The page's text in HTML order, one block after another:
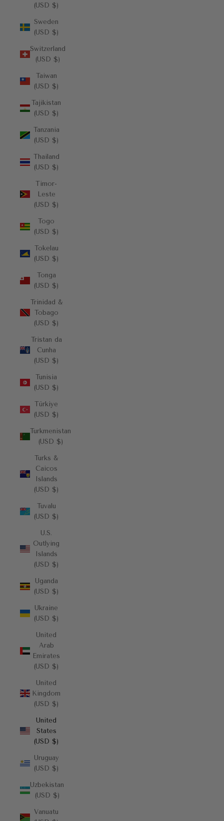
(USD $)
Sweden
(USD $)
Switzerland
(USD $)
Taiwan
(USD $)
Tajikistan
(USD $)
Tanzania
(USD $)
Thailand
(USD $)
Timor-
Leste
(USD $)
Togo
(USD $)
Tokelau
(USD $)
Tonga
(USD $)
Trinidad &
Tobago
(USD $)
Tristan da
Cunha
(USD $)
Tunisia
(USD $)
Türkiye
(USD $)
Turkmenistan
(USD $)
Turks &
Caicos
Islands
(USD $)
Tuvalu
(USD $)
U.S.
Outlying
Islands
(USD $)
Uganda
(USD $)
Ukraine
(USD $)
United
Arab
Emirates
(USD $)
United
Kingdom
(USD $)
United
States
(USD $)
Uruguay
(USD $)
Uzbekistan
(USD $)
Vanuatu